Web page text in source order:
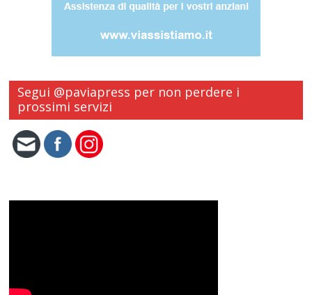
Segui @paviapress per non perdere i
prossimi servizi